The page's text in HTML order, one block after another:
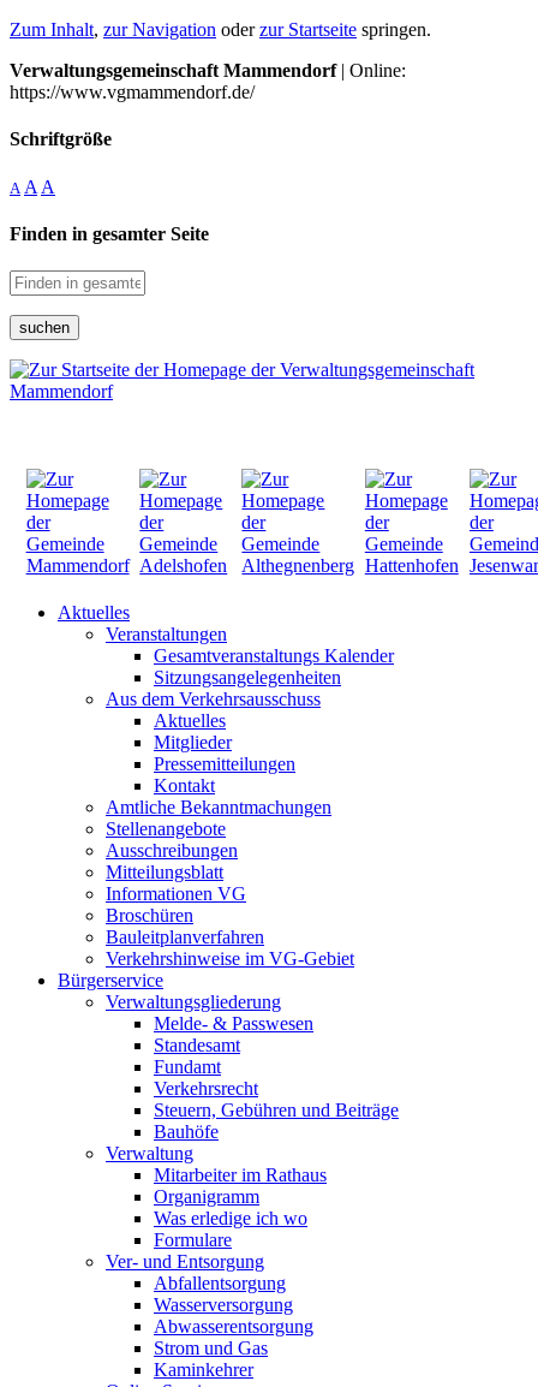
Zum Inhalt, zur Navigation oderzur Startseite springen.
Verwaltungsgemeinschaft Mammendorf| Online:
https://www.vgmammendorf.de/
Schriftgröße
A A A
Finden in gesamter Seite
suchen
Aktuelles
Veranstaltungen
Gesamtveranstaltungs Kalender
Sitzungsangelegenheiten
Aus dem Verkehrsausschuss
Aktuelles
Mitglieder
Pressemitteilungen
Kontakt
Amtliche Bekanntmachungen
Stellenangebote
Ausschreibungen
Mitteilungsblatt
Informationen VG
Broschüren
Bauleitplanverfahren
Verkehrshinweise im VG-Gebiet
Bürgerservice
Verwaltungsgliederung
Melde- & Passwesen
Standesamt
Fundamt
Verkehrsrecht
Steuern, Gebühren und Beiträge
Bauhöfe
Verwaltung
Mitarbeiter im Rathaus
Organigramm
Was erledige ich wo
Formulare
Ver- und Entsorgung
Abfallentsorgung
Wasserversorgung
Abwasserentsorgung
Strom und Gas
Kaminkehrer